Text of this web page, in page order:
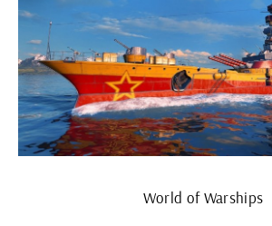
World of Warships